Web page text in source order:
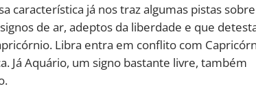
característica já nos traz algumas pistas sobre
de ar, adeptos da liberdade e que
Libra entra em conflito com
Já Aquário, um signo bastante livre, também